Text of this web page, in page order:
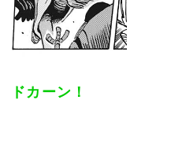
ドカーン！